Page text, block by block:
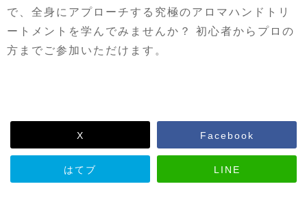
で、全身にアプローチする究極のアロマハンドトリ
ートメントを学んでみませんか？ 初心者からプロの
方までご参加いただけます。
X Facebook
はてブ LINE